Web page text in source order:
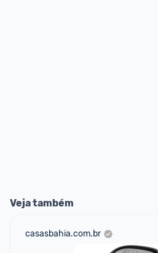
Veja também
casasbahia.com.br